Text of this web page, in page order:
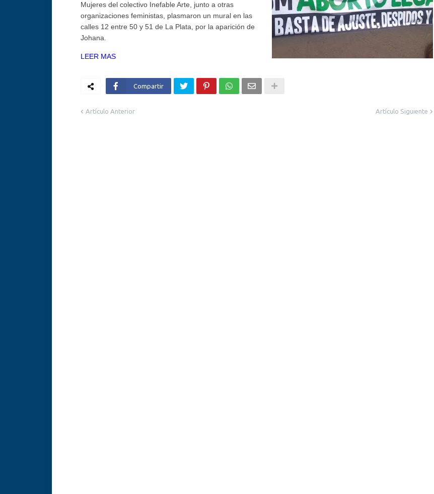
Mujeres del colectivo Inefable Arte, junto a otras
organizaciones feministas, plasmaron un mural en las
calles 12 entre 50 y 51 de La Plata, por la aparición de
Johana.
LEER MAS
Compartir
Artículo Anterior Artículo Siguiente